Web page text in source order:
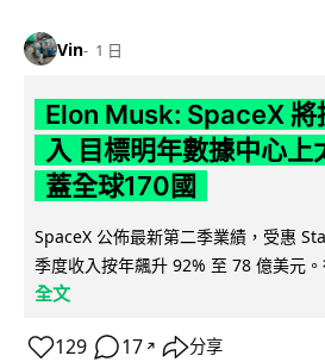
Vin 1 日
Elon Musk: SpaceX 將
入 目標明年數據中心
蓋全球170國
SpaceX 公佈最新第二季業績，受惠
季度收入按年飆升 92% 至 78 億美元
全文
129 17 ↗ 分享